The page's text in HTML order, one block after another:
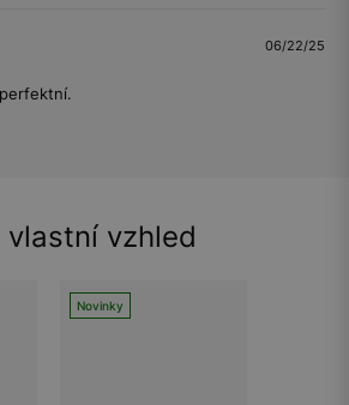
06/22/25
vzhled
Novinky